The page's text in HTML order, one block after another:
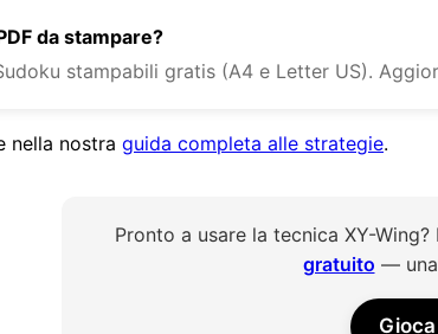
da stampare?
stampabili gratis (A4 e Letter US).
nella nostra guida completa alle strategie.
Pronto a usare la tecnica XY-
gratuito —